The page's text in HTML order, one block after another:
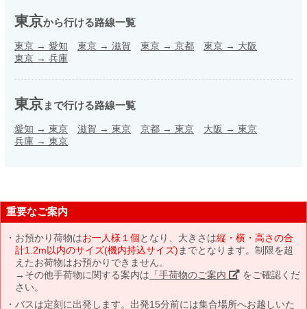
東京から行ける路線一覧
東京 → 愛知 東京 → 滋賀 東京 → 京都 東京 → 大阪
東京 → 兵庫
東京まで行ける路線一覧
愛知 → 東京 滋賀 → 東京 京都 → 東京 大阪 → 東京
兵庫 → 東京
重要なご案内
お預かり荷物はお一人様１個となり、大きさは縦・横・高さの合
計1.2m以内のサイズ(機内持込サイズ) までとなります。制限を超
えたお荷物はお預かりできません。
→その他手荷物に関する案内は 「手荷物のご案内」 をご確認くだ
さい。
バスは定刻に出発します。出発15分前には集合場所へお越しいた